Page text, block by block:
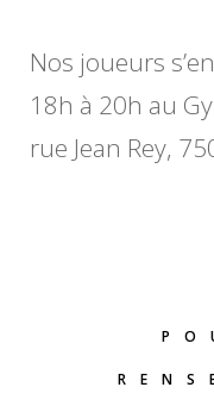
Nos joueurs
18h à 20h au
rue Jean Rey,